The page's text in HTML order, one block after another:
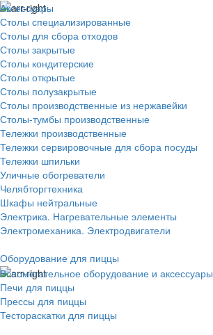
Аксессуары
Столы специализированные
Столы для сбора отходов
Столы закрытые
Столы кондитерские
Столы открытые
Столы полузакрытые
Столы производственные из нержавейки
Столы-тумбы производственные
Тележки производственные
Тележки сервировочные для сбора посуды
Тележки шпильки
Уличные обогреватели
Челябторгтехника
Шкафы нейтральные
Электрика. Нагревательные элементы
Электромеханика. Электродвигатели
Оборудование для пиццы
Вспомогательное оборудование и аксессуары
Печи для пиццы
Прессы для пиццы
Тестораскатки для пиццы